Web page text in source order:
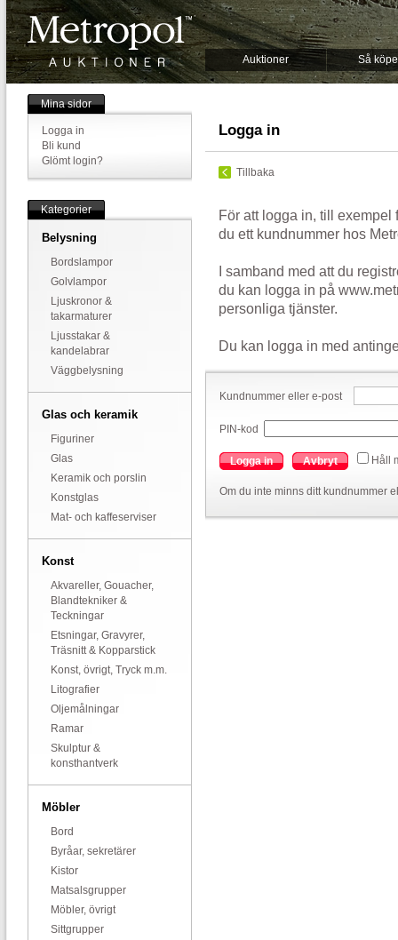
Auktioner Så
Mina sidor
Logga in
Bli kund
Glömt login?
Kategorier
Belysning
Bordslampor
Golvlampor
Ljuskronor &
takarmaturer
Ljusstakar &
kandelabrar
Väggbelysning
Glas och keramik
Figuriner
Glas
Keramik och porslin
Konstglas
Mat- och kaffeserviser
Konst
Akvareller, Gouacher,
Blandtekniker &
Teckningar
Etsningar, Gravyrer,
Träsnitt & Kopparstick
Konst, övrigt, Tryck m.m.
Litografier
Oljemålningar
Ramar
Skulptur &
konsthantverk
Möbler
Bord
Byråar, sekretärer
Kistor
Matsalsgrupper
Möbler, övrigt
Sittgrupper
Logga in
Tillbaka
För att logga in, till exempel
du ett kundnummer hos
I samband med att du
du kan logga in på
personliga tjänster.
Du kan logga in med
Kundnummer eller e-post
PIN-kod
Logga in Avbryt Håll
Om du inte minns ditt kundnummer